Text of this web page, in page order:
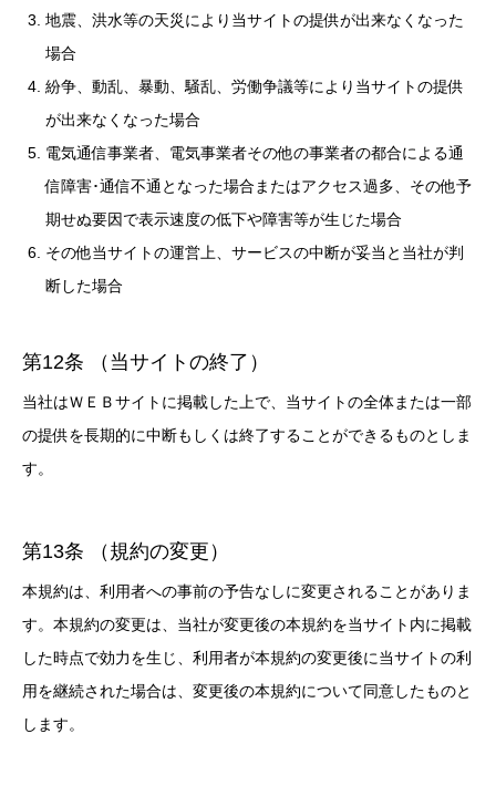
地震、洪水等の天災により当サイトの提供が出来なくなった
場合
紛争、動乱、暴動、騒乱、労働争議等により当サイトの提供
が出来なくなった場合
電気通信事業者、電気事業者その他の事業者の都合による通
信障害･通信不通となった場合またはアクセス過多、その他予
期せぬ要因で表示速度の低下や障害等が生じた場合
その他当サイトの運営上、サービスの中断が妥当と当社が判
断した場合
第12条 （当サイトの終了）
当社はＷＥＢサイトに掲載した上で、当サイトの全体または一部
の提供を長期的に中断もしくは終了することができるものとしま
す。
第13条 （規約の変更）
本規約は、利用者への事前の予告なしに変更されることがありま
す。本規約の変更は、当社が変更後の本規約を当サイト内に掲載
した時点で効力を生じ、利用者が本規約の変更後に当サイトの利
用を継続された場合は、変更後の本規約について同意したものと
します。